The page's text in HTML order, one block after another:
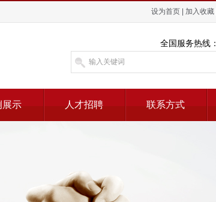
设为首页 加入收藏
全国服务热线：
展示 人才招聘 联系方式